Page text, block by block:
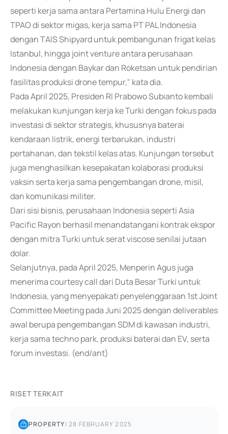
seperti kerja sama antara Pertamina Hulu Energi dan
TPAO di sektor migas, kerja sama PT PAL Indonesia
dengan TAIS Shipyard untuk pembangunan frigat kelas
Istanbul, hingga joint venture antara perusahaan
Indonesia dengan Baykar dan Roketsan untuk pendirian
fasilitas produksi drone tempur," kata dia.
Pada April 2025, Presiden RI Prabowo Subianto kembali
melakukan kunjungan kerja ke Turki dengan fokus pada
investasi di sektor strategis, khususnya baterai
kendaraan listrik, energi terbarukan, industri
pertahanan, dan tekstil kelas atas. Kunjungan tersebut
juga menghasilkan kesepakatan kolaborasi produksi
vaksin serta kerja sama pengembangan drone, misil,
dan komunikasi militer.
Dari sisi bisnis, perusahaan Indonesia seperti Asia
Pacific Rayon berhasil menandatangani kontrak ekspor
dengan mitra Turki untuk serat viscose senilai jutaan
dolar.
Selanjutnya, pada April 2025, Menperin Agus juga
menerima courtesy call dari Duta Besar Turki untuk
Indonesia, yang menyepakati penyelenggaraan 1st Joint
Committee Meeting pada Juni 2025 dengan deliverables
awal berupa pengembangan SDM di kawasan industri,
kerja sama techno park, produksi baterai dan EV, serta
forum investasi. (end/ant)
RISET TERKAIT
PROPERTY|28 FEBRUARY 2025